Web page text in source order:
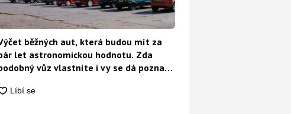
běžných aut, která budou mít za
let astronomickou hodnotu. Zda
vůz vlastníte i vy se dá poznat